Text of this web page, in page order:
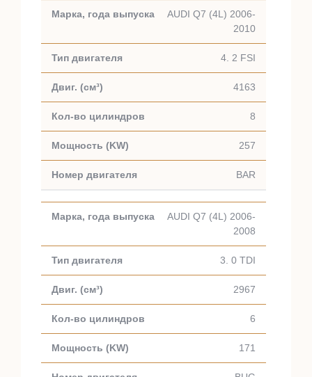
AUDI Q7 (4L) 2006-
2010
4. 2 FSI
4163
8
257
BAR
AUDI Q7 (4L) 2006-
2008
3. 0 TDI
2967
6
171